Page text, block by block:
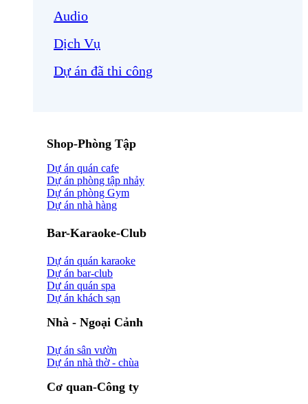
Audio
Dịch Vụ
Dự án đã thi công
Shop-Phòng Tập
Dự án quán cafe
Dự án phòng tập nhảy
Dự án phòng Gym
Dự án nhà hàng
Bar-Karaoke-Club
Dự án quán karaoke
Dự án bar-club
Dự án quán spa
Dự án khách sạn
Nhà - Ngoại Cảnh
Dự án sân vườn
Dự án nhà thờ - chùa
Cơ quan-Công ty